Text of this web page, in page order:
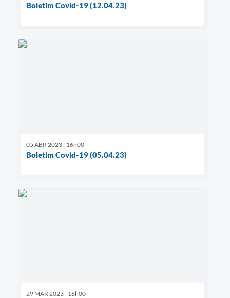
Boletim Covid-19 (12.04.23)
05 ABR 2023 - 16h00
Boletim Covid-19 (05.04.23)
29 MAR 2023 - 16h00